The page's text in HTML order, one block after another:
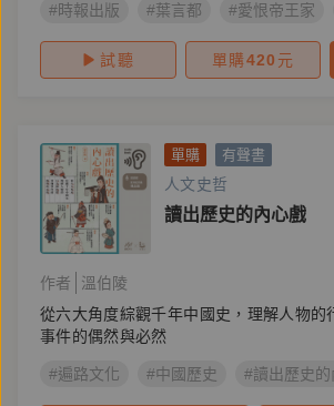
#時報出版 #葉言都 #愛恨帝王家
試聽 單購420 元
單購 有聲書
人文史哲
讀出歷史的內心戲
作者
溫伯陵
從六大角度綜觀千年中國史，理解人物的
事件的偶然與必然
#遍路文化 #中國歷史 #讀出歷史的